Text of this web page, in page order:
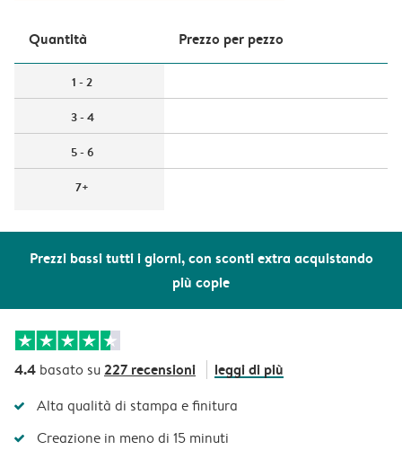
Prezzi bassi tutti i giorni, con sconti extra acquistando
più copie
Quantità Prezzo per pezzo
1 - 2
3 - 4
5 - 6
7+
4.4 basato su227 recensioni leggi di più
Alta qualità di stampa e finitura
Creazione in meno di 15 minuti